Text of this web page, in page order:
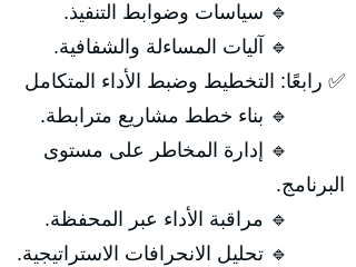
🔹 سياسات وضوابط التنفيذ.
🔹 آليات المساءلة والشفافية.
✅ رابعًا: التخطيط وضبط الأداء المتكامل
🔹 بناء خطط مشاريع مترابطة.
🔹 إدارة المخاطر على مستوى
البرنامج.
🔹 مراقبة الأداء عبر المحفظة.
🔹 تحليل الانحرافات الاستراتيجية.